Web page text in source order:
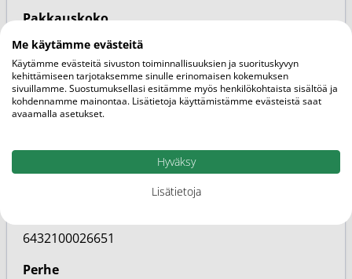
Pakkauskoko
20kpl
Brändi
Bevita
Markkinoija
6432100026651
Perhe
Me käytämme evästeitä
Käytämme evästeitä sivuston toiminnallisuuksien ja suorituskyvyn
kehittämiseen tarjotaksemme sinulle erinomaisen kokemuksen
sivuillamme. Suostumuksellasi esitämme myös henkilökohtaista sisältöä ja
kohdennamme mainontaa. Lisätietoja käyttämistämme evästeistä saat
avaamalla asetukset.
Hyväksy
Lisätietoja